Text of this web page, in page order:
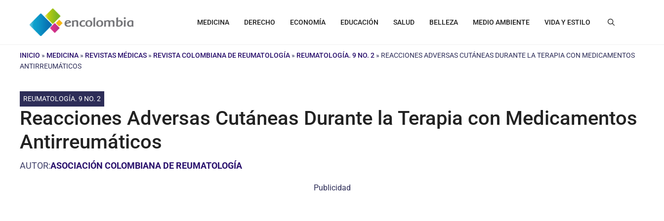
contenido
MEDICINA DERECHO ECONOMÍA EDUCACIÓN SALUD BELLEZA MEDIO AMBIENTE VIDA Y ESTILO
INICIO » MEDICINA » REVISTAS MÉDICAS » REVISTA COLOMBIANA DE REUMATOLOGÍA » REUMATOLOGÍA. 9 NO. 2 » REACCIONES ADVERSAS CUTÁNEAS DURANTE LA TERAPIA CON MEDICAMENTOS
ANTIRREUMÁTICOS
REUMATOLOGÍA. 9 NO. 2
Reacciones Adversas Cutáneas Durante la Terapia con Medicamentos
Antirreumáticos
AUTOR:ASOCIACIÓN COLOMBIANA DE REUMATOLOGÍA
Publicidad